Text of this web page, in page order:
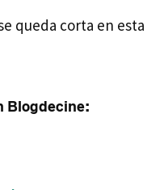
queda corta en esta
Blogdecine: